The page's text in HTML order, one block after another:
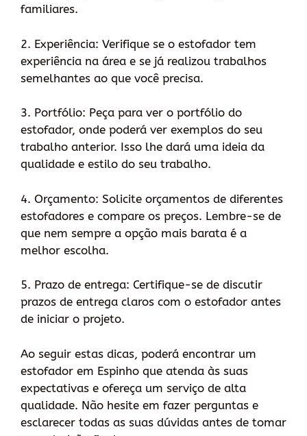
familiares.
2. Experiência: Verifique se o estofador tem
experiência na área e se já realizou trabalhos
semelhantes ao que você precisa.
3. Portfólio: Peça para ver o portfólio do
estofador, onde poderá ver exemplos do seu
trabalho anterior. Isso lhe dará uma ideia da
qualidade e estilo do seu trabalho.
4. Orçamento: Solicite orçamentos de diferentes
estofadores e compare os preços. Lembre-se de
que nem sempre a opção mais barata é a
melhor escolha.
5. Prazo de entrega: Certifique-se de discutir
prazos de entrega claros com o estofador antes
de iniciar o projeto.
Ao seguir estas dicas, poderá encontrar um
estofador em Espinho que atenda às suas
expectativas e ofereça um serviço de alta
qualidade. Não hesite em fazer perguntas e
esclarecer todas as suas dúvidas antes de tomar